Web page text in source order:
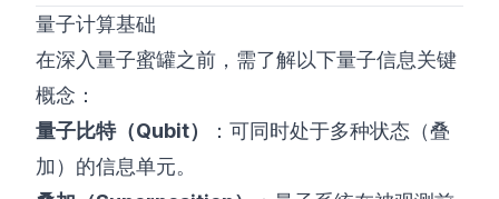
量子计算基础
在深入量子蜜罐之前，需了解以下量子信息关键
概念：
量子比特（Qubit）
：可同时处于多种状态（叠
加）的信息单元。